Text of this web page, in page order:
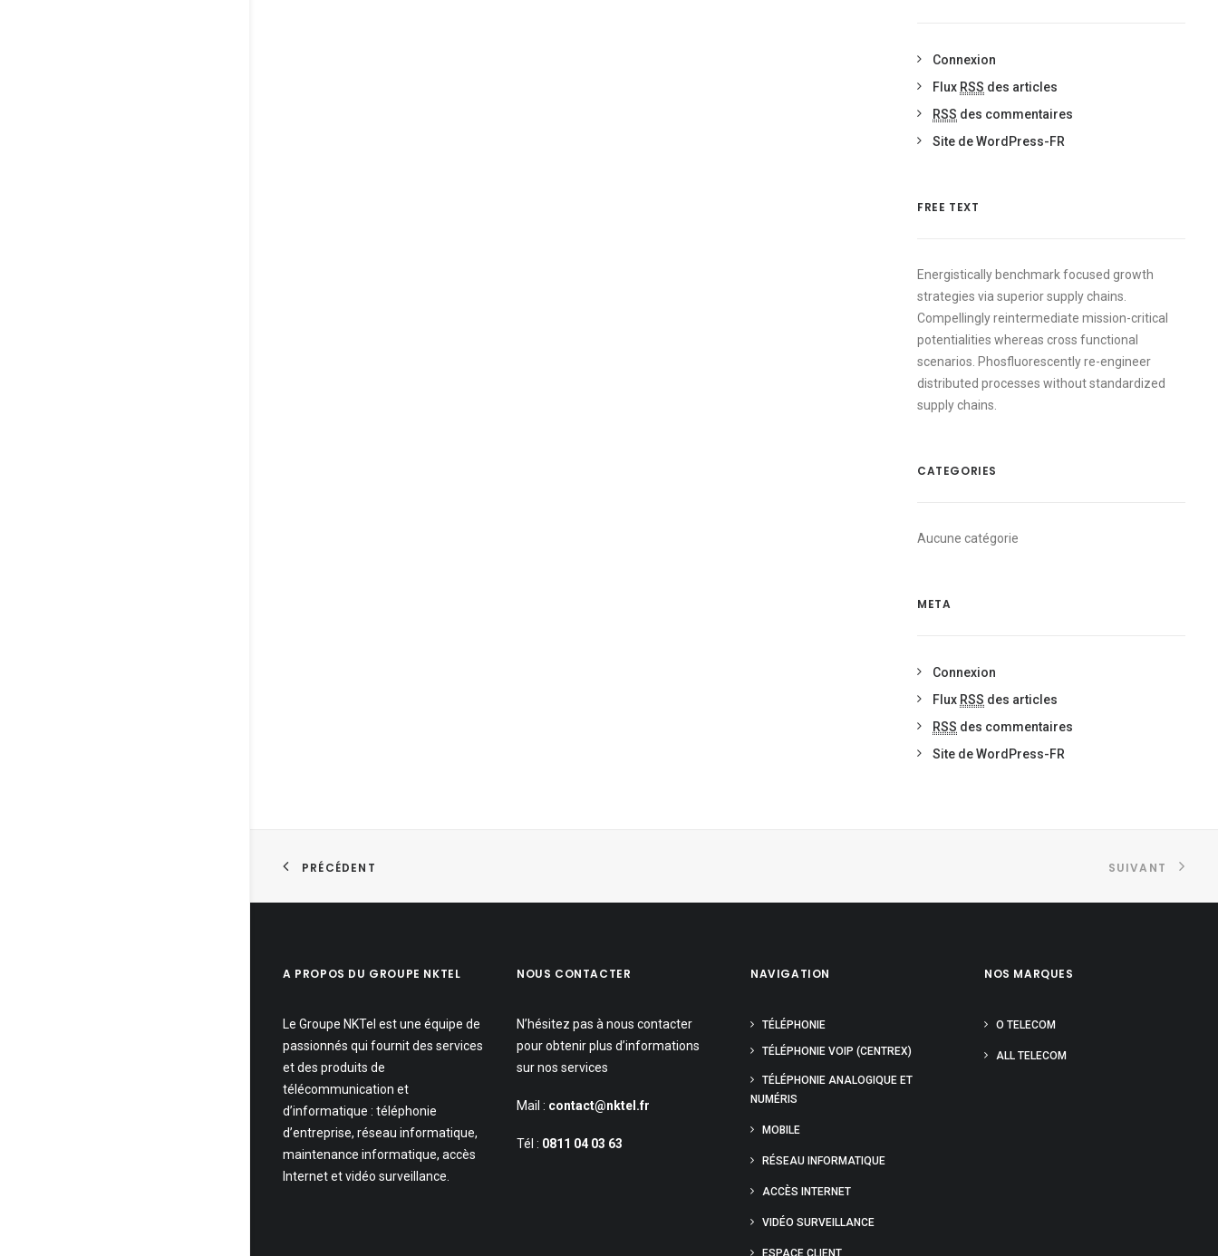
Connexion
Flux RSS des articles
RSS des commentaires
Site de WordPress-FR
FREE TEXT
Energistically benchmark focused growth
strategies via superior supply chains.
Compellingly reintermediate mission-critical
potentialities whereas cross functional
scenarios. Phosfluorescently re-engineer
distributed processes without standardized
supply chains.
CATEGORIES
Aucune catégorie
META
Connexion
Flux RSS des articles
RSS des commentaires
Site de WordPress-FR
PRÉCÉDENT SUIVANT
A PROPOS DU GROUPE NKTEL
Le Groupe NKTel est une équipe de
passionnés qui fournit des services
et des produits de
télécommunication et
d’informatique : téléphonie
d’entreprise, réseau informatique,
maintenance informatique, accès
Internet et vidéo surveillance.
NOUS CONTACTER
N’hésitez pas à nous contacter
pour obtenir plus d’informations
sur nos services
Mail : contact@nktel.fr
Tél : 0811 04 03 63
NAVIGATION
TÉLÉPHONIE
TÉLÉPHONIE VOIP (CENTREX)
TÉLÉPHONIE ANALOGIQUE ET
NUMÉRIS
MOBILE
RÉSEAU INFORMATIQUE
ACCÈS INTERNET
VIDÉO SURVEILLANCE
ESPACE CLIENT
NOS MARQUES
O TELECOM
ALL TELECOM